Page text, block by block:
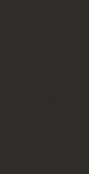
digitale
AI-drevne
på
følgende